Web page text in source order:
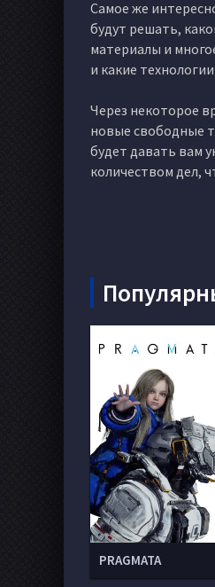
Самое же
будут решать,
материалы и
и какие
Через некоторое
новые свободные
будет давать вам
количеством дел,
PRAGMATA